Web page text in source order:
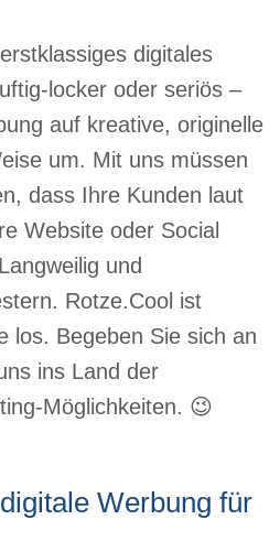
digitales
locker oder seriös –
auf kreative, originelle
um. Mit uns müssen
dass Ihre Kunden laut
Website oder Social
und
Rotze.Cool ist
los. Begeben Sie sich an
ins Land der
Möglichkeiten. 😉
Werbung für